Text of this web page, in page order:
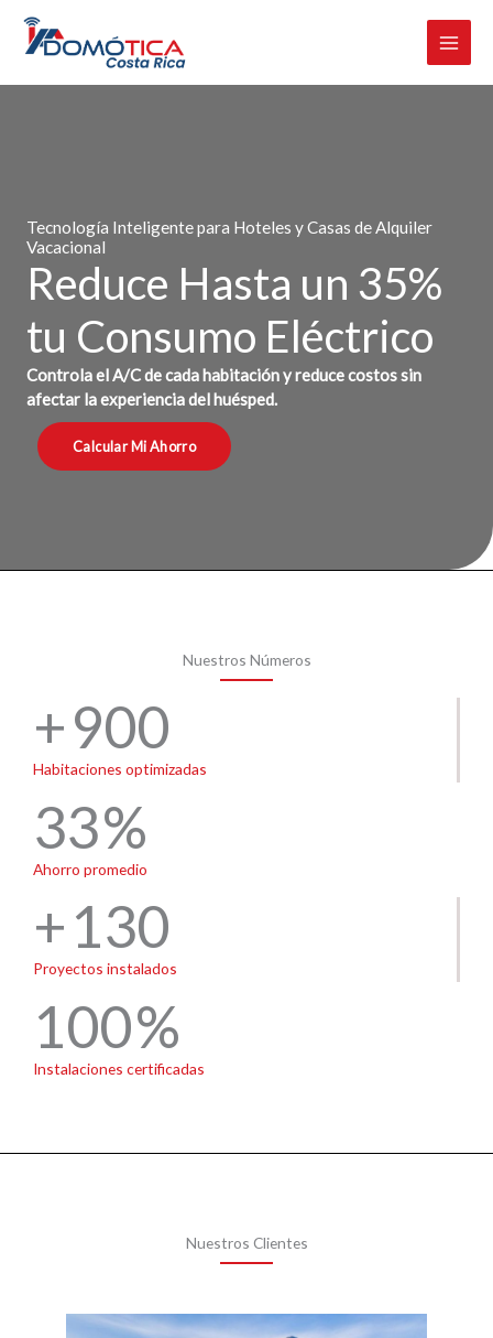
Omitir
Tecnología Inteligente para Hoteles y Casas de Alquiler
Vacacional
Reduce Hasta un 35%
tu Consumo Eléctrico
Controla el A/C de cada habitación y reduce costos sin
afectar la experiencia del huésped.
Calcular Mi Ahorro
Nuestros Números
900
Habitaciones optimizadas
33
Ahorro promedio
130
Proyectos instalados
100
Instalaciones certificadas
Nuestros Clientes